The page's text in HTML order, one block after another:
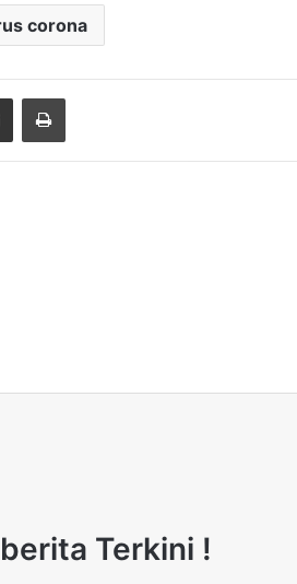
corona
Share via Email Print
Terkini !